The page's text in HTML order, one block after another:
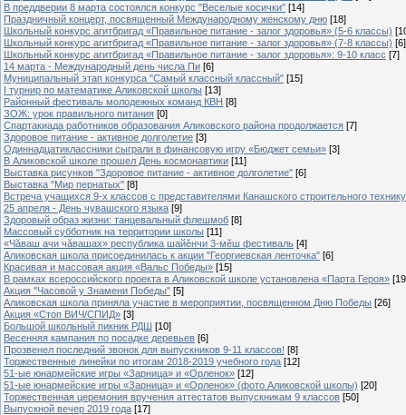
В преддверии 8 марта состоялся конкурс "Веселые косички" [14]
Праздничный концерт, посвященный Международному женскому дню [18]
Школьный конкурс агитбригад «Правильное питание - залог здоровья» (5-6 классы)
Школьный конкурс агитбригад «Правильное питание - залог здоровья» (7-8 классы) [6]
Школьный конкурс агитбригад «Правильное питание - залог здоровья»: 9-10 класс [7]
14 марта - Международный день числа Пи [6]
Муниципальный этап конкурса "Самый классный классный" [15]
I турнир по математике Аликовской школы [13]
Районный фестиваль молодежных команд КВН [8]
ЗОЖ: урок правильного питания [0]
Спартакиада работников образования Аликовского района продолжается [7]
Здоровое питание - активное долголетие [3]
Одиннадцатиклассники сыграли в финансовую игру «Бюджет семьи» [3]
В Аликовской школе прошел День космонавтики [11]
Выставка рисунков "Здоровое питание - активное долголетие" [6]
Выставка "Мир пернатых" [8]
Встреча учащихся 9-х классов с представителями Канашского строительного
25 апреля - День чувашского языка [9]
Здоровый образ жизни: танцевальный флешмоб [8]
Массовый субботник на территории школы [11]
«Чăваш ачи чăвашах» республика шайĕнчи 3-мĕш фестиваль [4]
Аликовская школа присоединилась к акции "Георгиевская ленточка" [6]
Красивая и массовая акция «Вальс Победы» [15]
В рамках всероссийского проекта в Аликовской школе установлена «Парта Героя»
Акция "Часовой у Знамени Победы" [5]
Аликовская школа приняла участие в мероприятии, посвященном Дню Победы [26]
Акция «Стоп ВИЧ/СПИД» [3]
Большой школьный пикник РДШ [10]
Весенняя кампания по посадке деревьев [6]
Прозвенел последний звонок для выпускников 9-11 классов! [8]
Торжественные линейки по итогам 2018-2019 учебного года [12]
51-ые юнармейские игры «Зарница» и «Орленок» [12]
51-ые юнармейские игры «Зарница» и «Орленок» (фото Аликовской школы) [20]
Торжественная церемония вручения аттестатов выпускникам 9 классов [50]
Выпускной вечер 2019 года [17]